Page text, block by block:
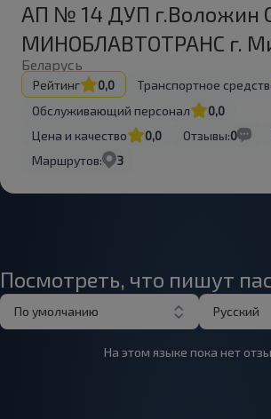
АП № 14 ДУП г.Воложин
МИНОБЛАВТОТРАНС г.
Беларусь
Рейтинг 0,0 Транспортное
Обслуживающий персонал
0,0
Цена и качество
0,0 Отзывы:0
Маршрутов:
3
Посмотреть, что пишут
По умолчанию Русский
На этом языке пока нет